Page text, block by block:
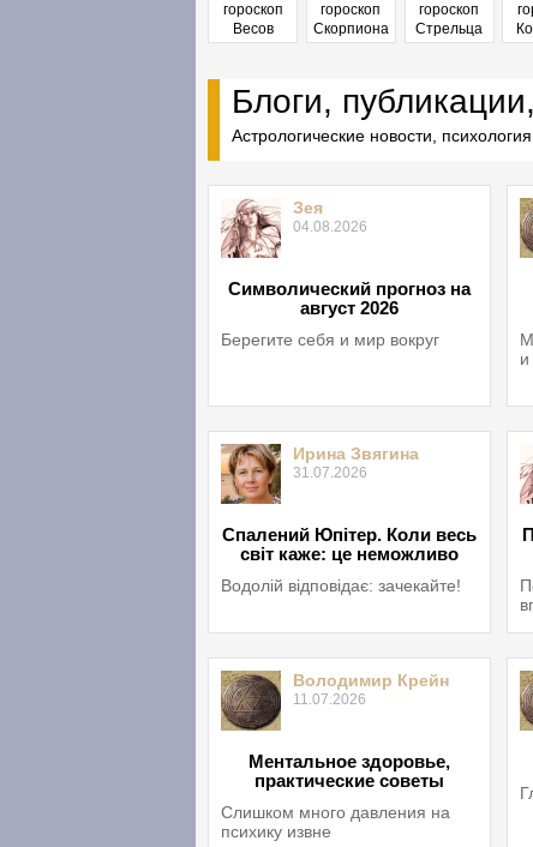
гороскоп
Весов
гороскоп
Скорпиона
гороскоп
Стрельца
Блоги,
Астрологические новости,
Зея
04.08.2026
Символический прогноз на
август 2026
Берегите себя и мир вокруг
и
Ирина Звягина
31.07.2026
Спалений Юпітер. Коли весь
світ каже: це неможливо
Водолій відповідає: зачекайте!
Володимир Крейн
11.07.2026
Ментальное здоровье,
практические советы
Слишком много давления на
психику извне